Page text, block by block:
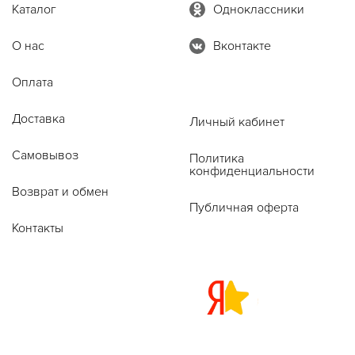
Каталог
О нас
Оплата
Доставка
Самовывоз
Возврат и обмен
Контакты
Одноклассники
Вконтакте
Личный кабинет
Политика
конфиденциальности
Публичная оферта